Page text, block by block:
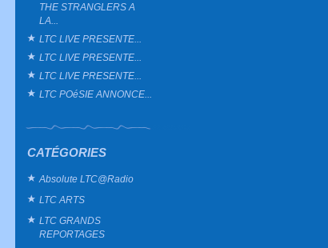
THE STRANGLERS A
LA...
LTC LIVE PRESENTE...
LTC LIVE PRESENTE...
LTC LIVE PRESENTE...
LTC POéSIE ANNONCE...
CATÉGORIES
Absolute LTC@Radio
LTC ARTS
LTC GRANDS
REPORTAGES